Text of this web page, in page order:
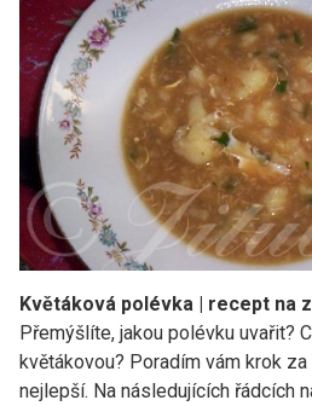
Květáková polévka | recept na
Přemýšlíte, jakou polévku uvařit?
květákovou? Poradím vám krok
nejlepší. Na následujících řádcích